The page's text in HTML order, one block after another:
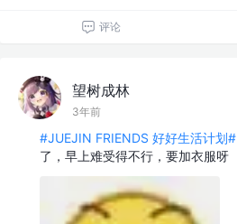
评论
望树成林
3年前
#JUEJIN FRIENDS 好好生活计划#
了，早上难受得不行，要加衣服呀